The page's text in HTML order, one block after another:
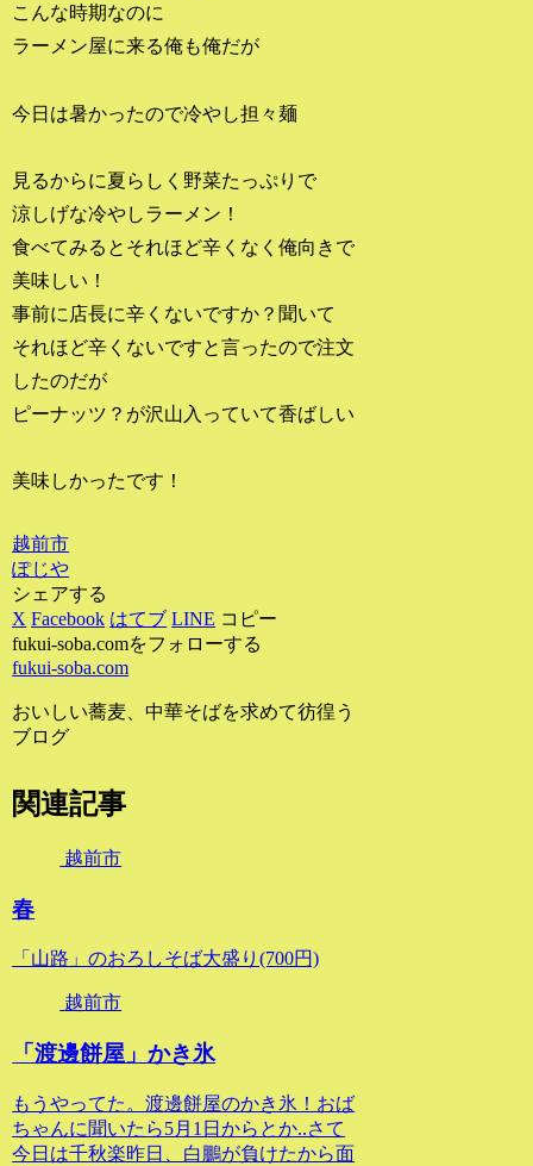
こんな時期なのに
ラーメン屋に来る俺も俺だが
今日は暑かったので冷やし担々麺
見るからに夏らしく野菜たっぷりで
涼しげな冷やしラーメン！
食べてみるとそれほど辛くなく俺向きで
美味しい！
事前に店長に辛くないですか？聞いて
それほど辛くないですと言ったので注文
したのだが
ピーナッツ？が沢山入っていて香ばしい
美味しかったです！
越前市
ぽじや
シェアする
X Facebook はてブ LINE コピー
fukui-soba.comをフォローする
fukui-soba.com
おいしい蕎麦、中華そばを求めて彷徨う
ブログ
関連記事
越前市
春
「山路」のおろしそば大盛り(700円)
越前市
「渡邊餅屋」かき氷
もうやってた。渡邊餅屋のかき氷！おば
ちゃんに聞いたら5月1日からとか..さて
今日は千秋楽昨日、白鵬が負けたから面